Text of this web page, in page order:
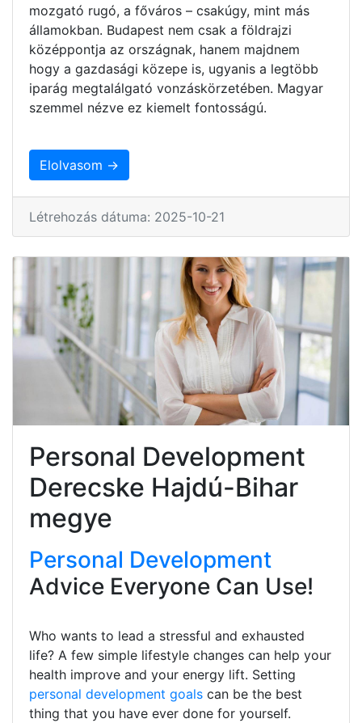
mozgató rugó, a főváros – csakúgy, mint más
államokban. Budapest nem csak a földrajzi
középpontja az országnak, hanem majdnem
hogy a gazdasági közepe is, ugyanis a legtöbb
iparág megtalálgató vonzáskörzetében. Magyar
szemmel nézve ez kiemelt fontosságú.
Elolvasom →
Létrehozás dátuma: 2025-10-21
Personal Development
Derecske Hajdú-Bihar
megye
Personal Development
Advice Everyone Can Use!
Who wants to lead a stressful and exhausted
life? A few simple lifestyle changes can help your
health improve and your energy lift. Setting
personal development goals can be the best
thing that you have ever done for yourself.